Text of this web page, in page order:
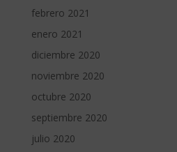
febrero 2021
enero 2021
diciembre 2020
noviembre 2020
octubre 2020
septiembre 2020
julio 2020